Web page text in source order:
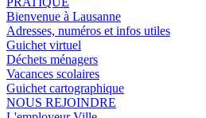
Bienvenue à Lausanne
Adresses, numéros et infos utiles
Guichet virtuel
Déchets ménagers
Vacances scolaires
Guichet cartographique
NOUS REJOINDRE